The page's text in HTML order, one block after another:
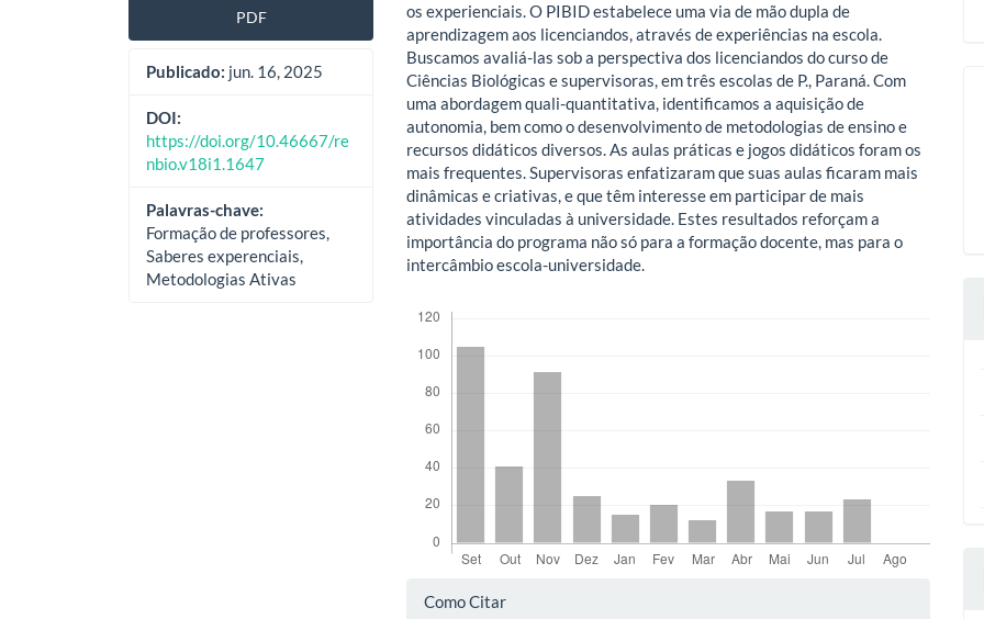
PDF
Publicado: jun. 16, 2025
DOI:
https://doi.org/10.46667/re
nbio.v18i1.1647
Palavras-chave:
Formação de professores,
Saberes experenciais,
Metodologias Ativas
os experienciais. O PIBID estabelece uma via de mão dupla de
aprendizagem aos licenciandos, através de experiências na escola.
Buscamos avaliá-las sob a perspectiva dos licenciandos do curso de
Ciências Biológicas e supervisoras, em três escolas de P., Paraná. Com
uma abordagem quali-quantitativa, identificamos a aquisição de
autonomia, bem como o desenvolvimento de metodologias de ensino e
recursos didáticos diversos. As aulas práticas e jogos didáticos foram os
mais frequentes. Supervisoras enfatizaram que suas aulas ficaram mais
dinâmicas e criativas, e que têm interesse em participar de mais
atividades vinculadas à universidade. Estes resultados reforçam a
importância do programa não só para a formação docente, mas para o
intercâmbio escola-universidade.
Detalhes
Como Citar